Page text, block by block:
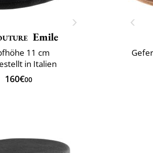
Emile
11 cm
in Italien
160€00